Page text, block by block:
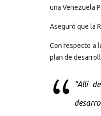
una Venezuela
Aseguró que la
Con respecto a
plan de
“Allí